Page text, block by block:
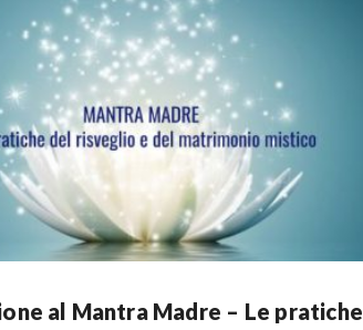
al Mantra Madre – Le pratiche